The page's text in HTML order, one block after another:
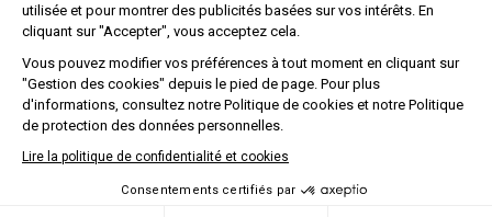
utilisée et pour montrer des publicités basées sur vos intérêts. En
cliquant sur "Accepter", vous acceptez cela.
Vous pouvez modifier vos préférences à tout moment en cliquant sur
"Gestion des cookies" depuis le pied de page. Pour plus
d'informations, consultez notre Politique de cookies et notre Politique
de protection des données personnelles.
Lire la politique de confidentialité et cookies
Consentements certifiés par
Axeptio consent
🤝 Un dialogue libre et sans
jugement
En encourageant un dialogue ouvert et en
sensibilisant régulièrement, nous visons à
éliminer les tabous et à promouvoir une